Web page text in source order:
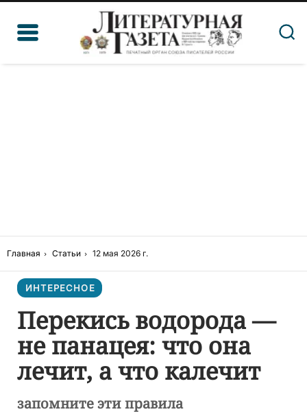
Главная Статьи 12 мая 2026 г.
ИНТЕРЕСНОЕ
Перекись водорода —
не панацея: что она
лечит, а что калечит
запомните эти правила